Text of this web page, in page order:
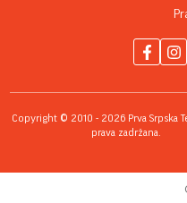
Copyright © 2010 - 2026 Prva Srpska
prava zadržana.